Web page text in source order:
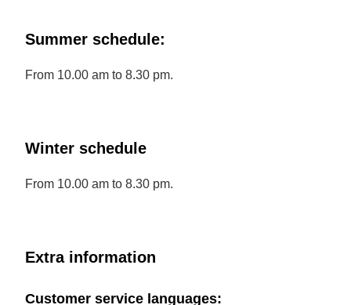
Summer schedule:
From 10.00 am to 8.30 pm.
Winter schedule
From 10.00 am to 8.30 pm.
Extra information
Customer service languages: